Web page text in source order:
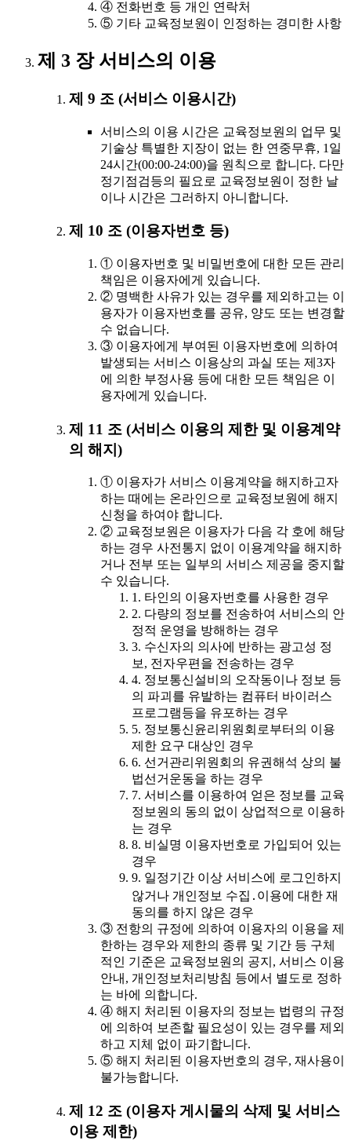
④ 전화번호 등 개인 연락처
⑤ 기타 교육정보원이 인정하는 경미한 사항
제 3 장 서비스의 이용
제 9 조 (서비스 이용시간)
서비스의 이용 시간은 교육정보원의 업무 및
기술상 특별한 지장이 없는 한 연중무휴, 1일
24시간(00:00-24:00)을 원칙으로 합니다. 다만
정기점검등의 필요로 교육정보원이 정한 날
이나 시간은 그러하지 아니합니다.
제 10 조 (이용자번호 등)
① 이용자번호 및 비밀번호에 대한 모든 관리
책임은 이용자에게 있습니다.
② 명백한 사유가 있는 경우를 제외하고는 이
용자가 이용자번호를 공유, 양도 또는 변경할
수 없습니다.
③ 이용자에게 부여된 이용자번호에 의하여
발생되는 서비스 이용상의 과실 또는 제3자
에 의한 부정사용 등에 대한 모든 책임은 이
용자에게 있습니다.
제 11 조 (서비스 이용의 제한 및 이용계약
의 해지)
① 이용자가 서비스 이용계약을 해지하고자
하는 때에는 온라인으로 교육정보원에 해지
신청을 하여야 합니다.
② 교육정보원은 이용자가 다음 각 호에 해당
하는 경우 사전통지 없이 이용계약을 해지하
거나 전부 또는 일부의 서비스 제공을 중지할
수 있습니다.
1. 타인의 이용자번호를 사용한 경우
2. 다량의 정보를 전송하여 서비스의 안
정적 운영을 방해하는 경우
3. 수신자의 의사에 반하는 광고성 정
보, 전자우편을 전송하는 경우
4. 정보통신설비의 오작동이나 정보 등
의 파괴를 유발하는 컴퓨터 바이러스
프로그램등을 유포하는 경우
5. 정보통신윤리위원회로부터의 이용
제한 요구 대상인 경우
6. 선거관리위원회의 유권해석 상의 불
법선거운동을 하는 경우
7. 서비스를 이용하여 얻은 정보를 교육
정보원의 동의 없이 상업적으로 이용하
는 경우
8. 비실명 이용자번호로 가입되어 있는
경우
9. 일정기간 이상 서비스에 로그인하지
않거나 개인정보 수집․이용에 대한 재
동의를 하지 않은 경우
③ 전항의 규정에 의하여 이용자의 이용을 제
한하는 경우와 제한의 종류 및 기간 등 구체
적인 기준은 교육정보원의 공지, 서비스 이용
안내, 개인정보처리방침 등에서 별도로 정하
는 바에 의합니다.
④ 해지 처리된 이용자의 정보는 법령의 규정
에 의하여 보존할 필요성이 있는 경우를 제외
하고 지체 없이 파기합니다.
⑤ 해지 처리된 이용자번호의 경우, 재사용이
불가능합니다.
제 12 조 (이용자 게시물의 삭제 및 서비스
이용 제한)